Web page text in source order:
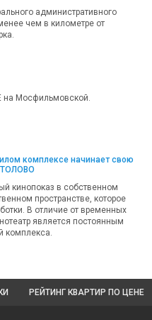
административного
чем в километре от
Мосфильмовской.
комплексе начинает свою
кинопоказ в собственном
пространстве, которое
В отличие от временных
является постоянным
комплекса.
РЕЙТИНГ КВАРТИР ПО ЦЕНЕ